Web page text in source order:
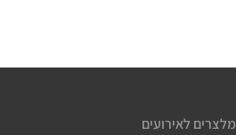
מלצרים לאירועים